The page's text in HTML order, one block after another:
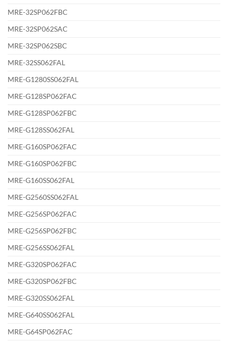
MRE-32SP062FBC
MRE-32SP062SAC
MRE-32SP062SBC
MRE-32SS062FAL
MRE-G1280SS062FAL
MRE-G128SP062FAC
MRE-G128SP062FBC
MRE-G128SS062FAL
MRE-G160SP062FAC
MRE-G160SP062FBC
MRE-G160SS062FAL
MRE-G2560SS062FAL
MRE-G256SP062FAC
MRE-G256SP062FBC
MRE-G256SS062FAL
MRE-G320SP062FAC
MRE-G320SP062FBC
MRE-G320SS062FAL
MRE-G640SS062FAL
MRE-G64SP062FAC